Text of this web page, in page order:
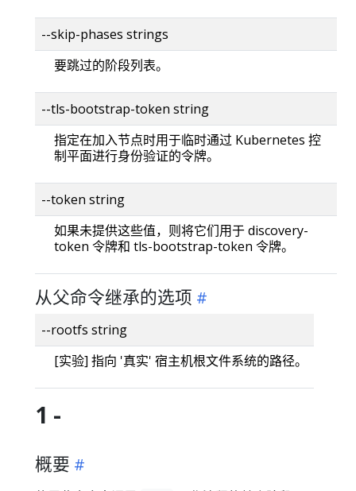
--skip-phases strings
要跳过的阶段列表。
--tls-bootstrap-token string
指定在加入节点时用于临时通过 Kubernetes 控
制平面进行身份验证的令牌。
--token string
如果未提供这些值，则将它们用于 discovery-
token 令牌和 tls-bootstrap-token 令牌。
从父命令继承的选项
--rootfs string
[实验] 指向 '真实' 宿主机根文件系统的路径。
1 -
概要